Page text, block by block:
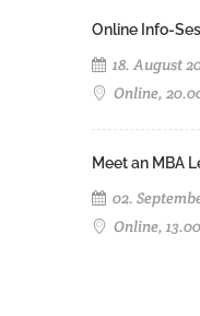
Online Info-
18. August
Online,
Meet an MBA
02.
Online,